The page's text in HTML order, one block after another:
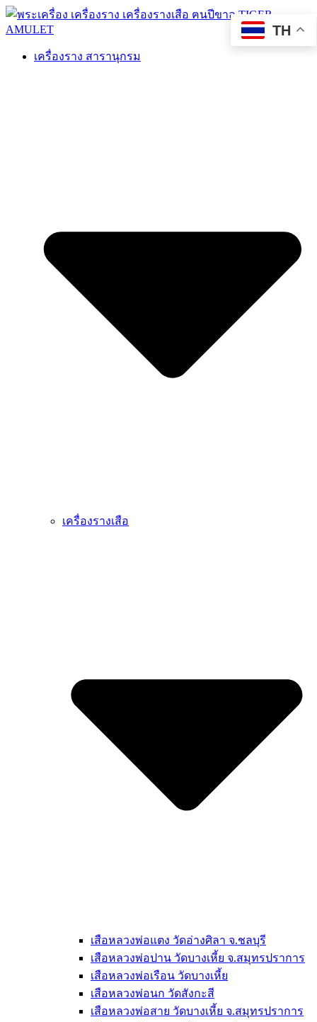
เครื่องราง สารานุกรม
เครื่องรางเสือ
เสือหลวงพ่อแตง วัดอ่างศิลา จ.ชลบุรี
เสือหลวงพ่อปาน วัดบางเหี้ย จ.สมุทรปราการ
เสือหลวงพ่อเรือน วัดบางเหี้ย
เสือหลวงพ่อนก วัดสังกะสี
เสือหลวงพ่อสาย วัดบางเหี้ย จ.สมุทรปราการ
TH